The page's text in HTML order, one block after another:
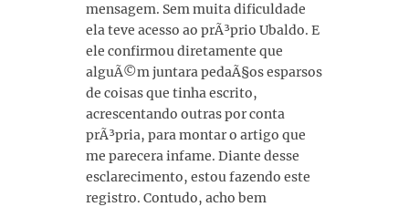
mensagem. Sem muita dificuldade
ela teve acesso ao prÃ³prio Ubaldo. E
ele confirmou diretamente que
alguÃ©m juntara pedaÃ§os esparsos
de coisas que tinha escrito,
acrescentando outras por conta
prÃ³pria, para montar o artigo que
me parecera infame. Diante desse
esclarecimento, estou fazendo este
registro. Contudo, acho bem